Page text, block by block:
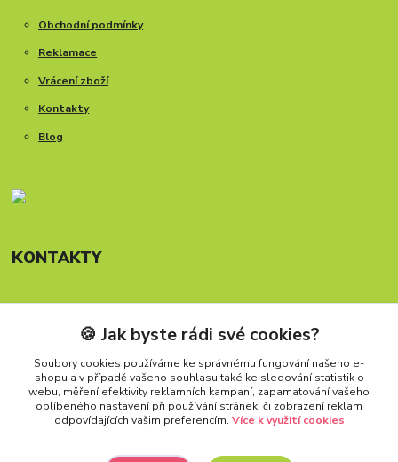
Obchodní podmínky
Reklamace
Vrácení zboží
Kontakty
Blog
KONTAKTY
Telefon: +420 777 288 882
Provozní doba Po-Pá, 8-15:30 hod.
info@carforkids.cz
🍪 Jak byste rádi své cookies?
Soubory cookies používáme ke správnému fungování našeho e-
shopu a v případě vašeho souhlasu také ke sledování statistik o
webu, měření efektivity reklamních kampaní, zapamatování vašeho
oblíbeného nastavení při používání stránek, či zobrazení reklam
odpovídajících vašim preferencím. Více k využití cookies